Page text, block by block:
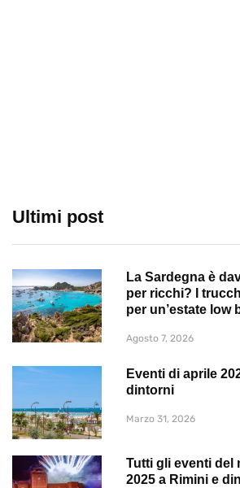
Ultimi post
La Sardegna è
per ricchi? I
per un’estate low
Agosto 7, 2026
Eventi di aprile
dintorni
Marzo 31, 2026
Tutti gli eventi del
2025 a Rimini e